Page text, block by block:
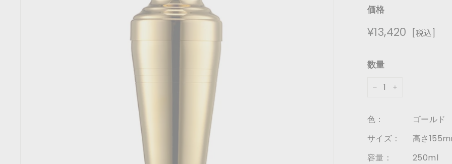
価格
通
格
¥13,420 ¥13,420
[税込]
数量
色：
ゴールド
サイズ：
高さ
容量：
250ml